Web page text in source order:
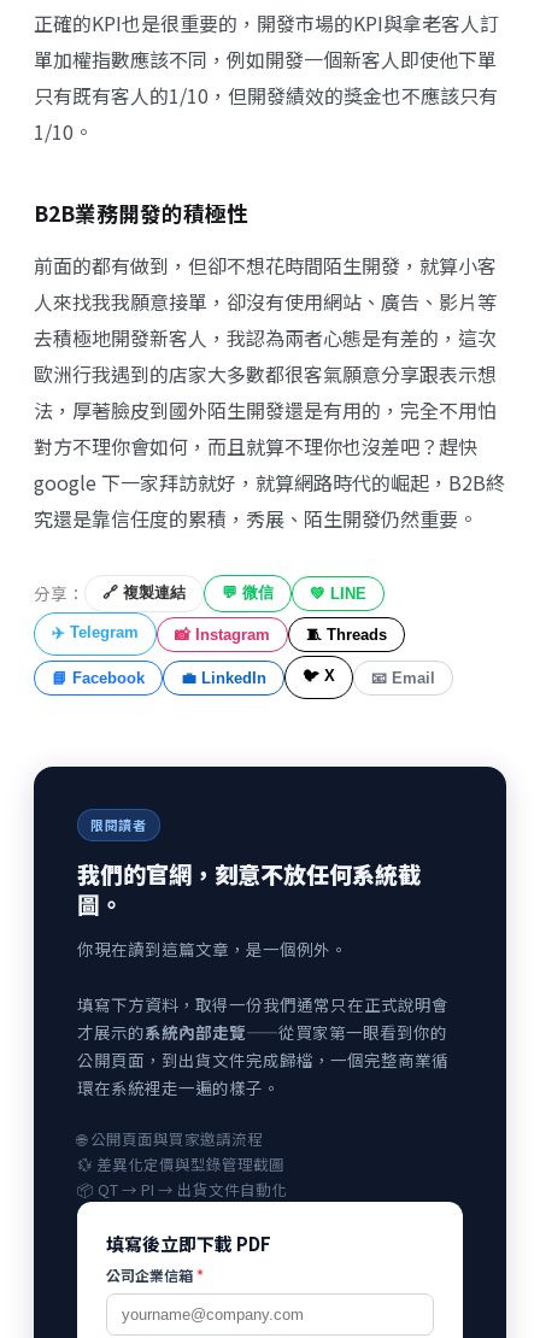
正確的KPI也是很重要的，開發市場的KPI與拿老客人訂
單加權指數應該不同，例如開發一個新客人即使他下單
只有既有客人的1/10，但開發績效的獎金也不應該只有
1/10。
B2B業務開發的積極性
前面的都有做到，但卻不想花時間陌生開發，就算小客
人來找我我願意接單，卻沒有使用網站、廣告、影片等
去積極地開發新客人，我認為兩者心態是有差的，這次
歐洲行我遇到的店家大多數都很客氣願意分享跟表示想
法，厚著臉皮到國外陌生開發還是有用的，完全不用怕
對方不理你會如何，而且就算不理你也沒差吧？趕快
google 下一家拜訪就好，就算網路時代的崛起，B2B終
究還是靠信任度的累積，秀展、陌生開發仍然重要。
分享： 🔗 複製連結 💬 微信 💚 LINE
✈️ Telegram 📸 Instagram 🧵 Threads
📘 Facebook 💼 LinkedIn 🐦 X 📧 Email
限閱讀者
我們的官網，刻意不放任何系統截
圖。
你現在讀到這篇文章，是一個例外。
填寫下方資料，取得一份我們通常只在正式說明會
才展示的系統內部走覽——從買家第一眼看到你的
公開頁面，到出貨文件完成歸檔，一個完整商業循
環在系統裡走一遍的樣子。
🌐 公開頁面與買家邀請流程
💱 差異化定價與型錄管理截圖
📦 QT → PI → 出貨文件自動化
填寫後立即下載 PDF
公司企業信箱*